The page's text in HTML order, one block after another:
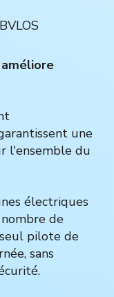
une
l'ensemble du
électriques
de
pilote de
sans